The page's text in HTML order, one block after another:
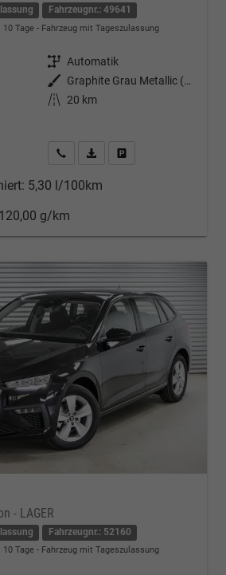
Fahrzeugnr.: 49641
10 Tage Fahrzeug mit Tageszulassung
Getriebe Automatik
Außenfarbe
Graphite Grau Metallic (5X)
Kilometerstand
20 km
Kontakt & Angebot anfordern
PDF-Datei, Fahrzeugexposé
5,30 l/100km
120,00 g/km
- LAGER
Fahrzeugnr.: 52160
10 Tage Fahrzeug mit Tageszulassung